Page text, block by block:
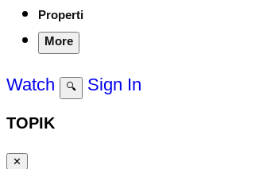
Properti
More
Watch 🔍 Sign In
TOPIK
✕